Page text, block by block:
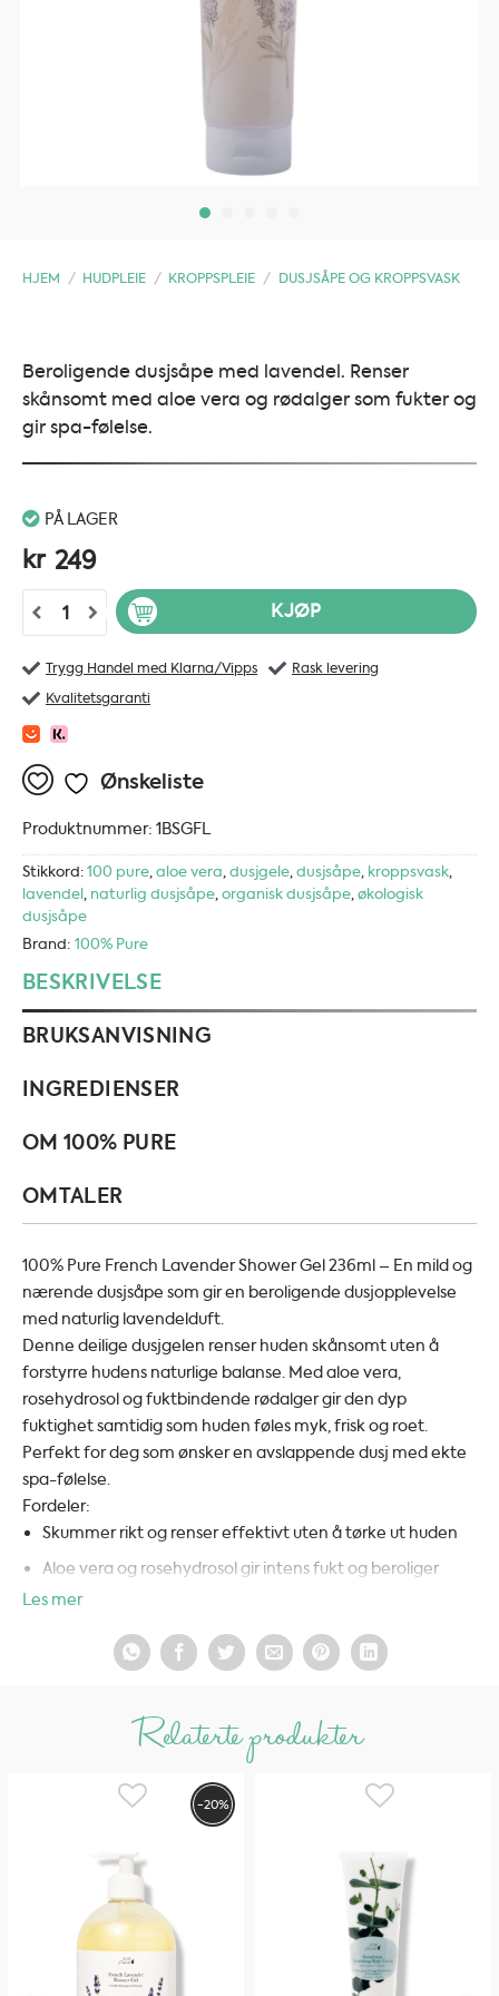
HJEM / HUDPLEIE / KROPPSPLEIE / DUSJSÅPE OG KROPPSVASK
Beroligende dusjsåpe med lavendel. Renser
skånsomt med aloe vera og rødalger som fukter og
gir spa-følelse.
PÅ LAGER
kr 249
100% Pure French Lavender Shower Gel - 236ml antall
KJØP
Trygg Handel med Klarna/Vipps
Rask levering
Kvalitetsgaranti
Ønskeliste
Produktnummer: 1BSGFL
Stikkord:100 pure,aloe vera,dusjgele,dusjsåpe, kroppsvask,
lavendel, naturlig dusjsåpe,organisk dusjsåpe,økologisk
dusjsåpe
Brand: 100% Pure
BESKRIVELSE
BRUKSANVISNING
INGREDIENSER
OM 100% PURE
OMTALER
100% Pure French Lavender Shower Gel 236ml – En mild og
nærende dusjsåpe som gir en beroligende dusjopplevelse
med naturlig lavendelduft.
Denne deilige dusjgelen renser huden skånsomt uten å
forstyrre hudens naturlige balanse. Med aloe vera,
rosehydrosol og fuktbindende rødalger gir den dyp
fuktighet samtidig som huden føles myk, frisk og roet.
Perfekt for deg som ønsker en avslappende dusj med ekte
spa-følelse.
Fordeler:
Skummer rikt og renser effektivt uten å tørke ut huden
Aloe vera og rosehydrosol gir intens fukt og beroliger
huden
Rødalger og grønn te beskytter hudens fuktbarriere
Mild lavendelduft – kjent for sine avslappende
Sulfatfri og basert på milde kokosbaserte rensestoffer
Passer alle hudtyper – også sensitiv hud
Fri for: sulfater, syntetiske dufter, parabener, silikoner,
petrokjemikalier og andre sterke ingredienser.
100% naturlig | Vegansk | Glutenfri | Cruelty-free
Les mer
Relaterte produkter
-20%